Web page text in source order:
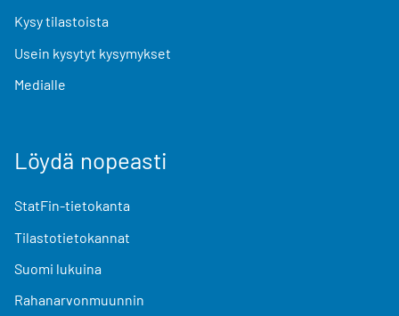
Kysy tilastoista
Usein kysytyt kysymykset
Medialle
Löydä nopeasti
StatFin-tietokanta
Tilastotietokannat
Suomi lukuina
Rahanarvonmuunnin